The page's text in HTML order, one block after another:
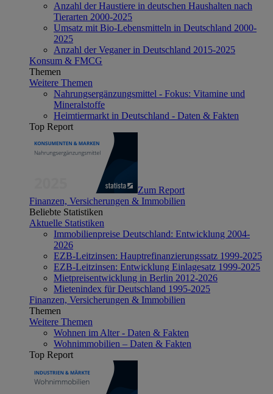
Anzahl der Haustiere in deutschen Haushalten nach
Tierarten 2000-2025
Umsatz mit Bio-Lebensmitteln in Deutschland 2000-
2025
Anzahl der Veganer in Deutschland 2015-2025
Konsum & FMCG
Themen
Weitere Themen
Nahrungsergänzungsmittel - Fokus: Vitamine und
Mineralstoffe
Heimtiermarkt in Deutschland - Daten & Fakten
Top Report
Zum Report
Finanzen, Versicherungen & Immobilien
Beliebte Statistiken
Aktuelle Statistiken
Immobilienpreise Deutschland: Entwicklung 2004-
2026
EZB-Leitzinsen: Hauptrefinanzierungssatz 1999-2025
EZB-Leitzinsen: Entwicklung Einlagesatz 1999-2025
Mietpreisentwicklung in Berlin 2012-2026
Mietenindex für Deutschland 1995-2025
Finanzen, Versicherungen & Immobilien
Themen
Weitere Themen
Wohnen im Alter - Daten & Fakten
Wohnimmobilien – Daten & Fakten
Top Report